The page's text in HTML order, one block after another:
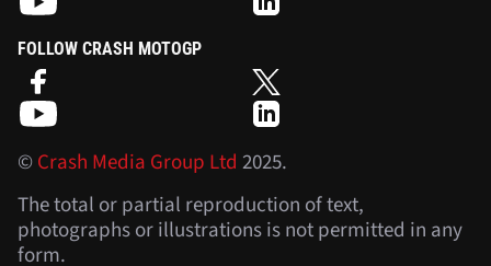
FOLLOW CRASH MOTOGP
©Crash Media Group Ltd 2025.
The total or partial reproduction of text,
photographs or illustrations is not permitted in any
form.